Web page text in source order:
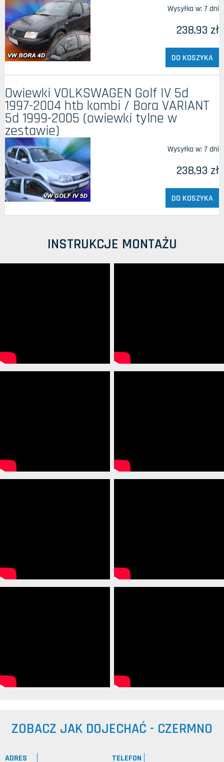
Wysyłka w: 7 dni
238,93 zł
DO KOSZYKA
Owiewki VOLKSWAGEN Golf IV 5d
1997-2004 htb kombi / Bora VARIANT
5d 1999-2005 (owiewki tylne w
zestawie)
Wysyłka w: 7 dni
238,93 zł
DO KOSZYKA
INSTRUKCJE MONTAŻU
ZOBACZ JAK DOJECHAĆ - CZERMNO
ADRES TELEFON